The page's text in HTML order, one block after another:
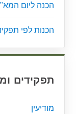
הכנה ליום
הכנות לפי
תפקידים
מודיעין